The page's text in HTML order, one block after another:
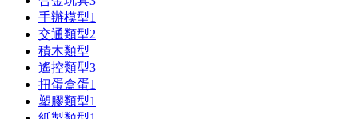
手辦模型1
交通類型2
積木類型
遙控類型3
扭蛋盒蛋1
塑膠類型1